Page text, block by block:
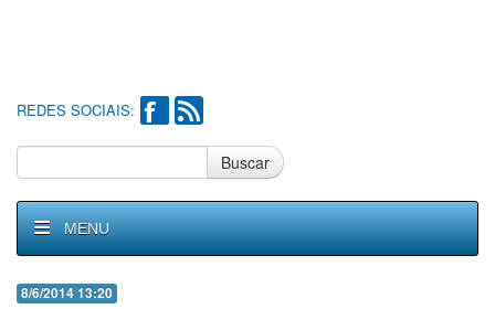
REDES SOCIAIS:
Buscar
MENU
8/6/2014 13:20